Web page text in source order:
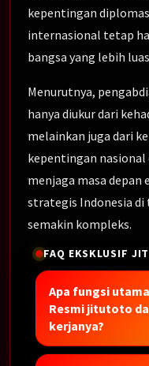
kepentingan
internasional tetap
bangsa yang lebih
Menurutnya,
hanya diukur dari
melainkan juga dari
kepentingan
menjaga masa depan
strategis Indonesia di
semakin kompleks.
FAQ EKSKLUSIF
Apa fungsi
Resmi jitutoto
kerjanya?